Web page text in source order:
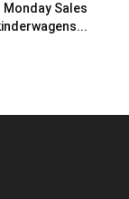
Monday Sales